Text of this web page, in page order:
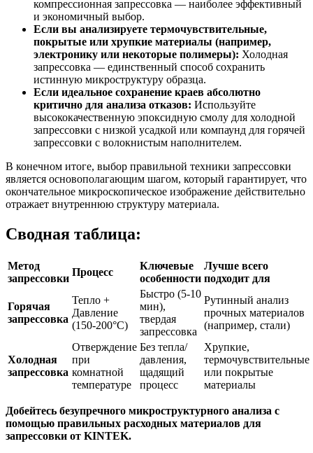
компрессионная запрессовка — наиболее эффективный
и экономичный выбор.
Если вы анализируете термочувствительные,
покрытые или хрупкие материалы (например,
электронику или некоторые полимеры): Холодная
запрессовка — единственный способ сохранить
истинную микроструктуру образца.
Если идеальное сохранение краев абсолютно
критично для анализа отказов: Используйте
высококачественную эпоксидную смолу для холодной
запрессовки с низкой усадкой или компаунд для горячей
запрессовки с волокнистым наполнителем.
В конечном итоге, выбор правильной техники запрессовки
является основополагающим шагом, который гарантирует, что
окончательное микроскопическое изображение действительно
отражает внутреннюю структуру материала.
Сводная таблица:
Метод
запрессовки
Процесс
Ключевые
особенности
Лучше всего
подходит для
Горячая
запрессовка
Тепло +
Давление
(150-200°C)
Быстро (5-10
мин),
твердая
запрессовка
Рутинный анализ
прочных материалов
(например, стали)
Холодная
запрессовка
Отверждение
при
комнатной
температуре
Без тепла/
давления,
щадящий
процесс
Хрупкие,
термочувствительные
или покрытые
материалы
Добейтесь безупречного микроструктурного анализа с
помощью правильных расходных материалов для
запрессовки от KINTEK.